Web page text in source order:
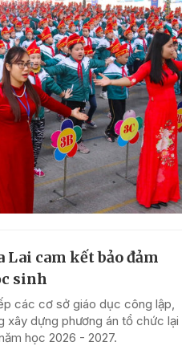
Lai cam kết bảo đảm
sinh
các cơ sở giáo dục công lập,
xây dựng phương án tổ chức lại
học 2026 - 2027.